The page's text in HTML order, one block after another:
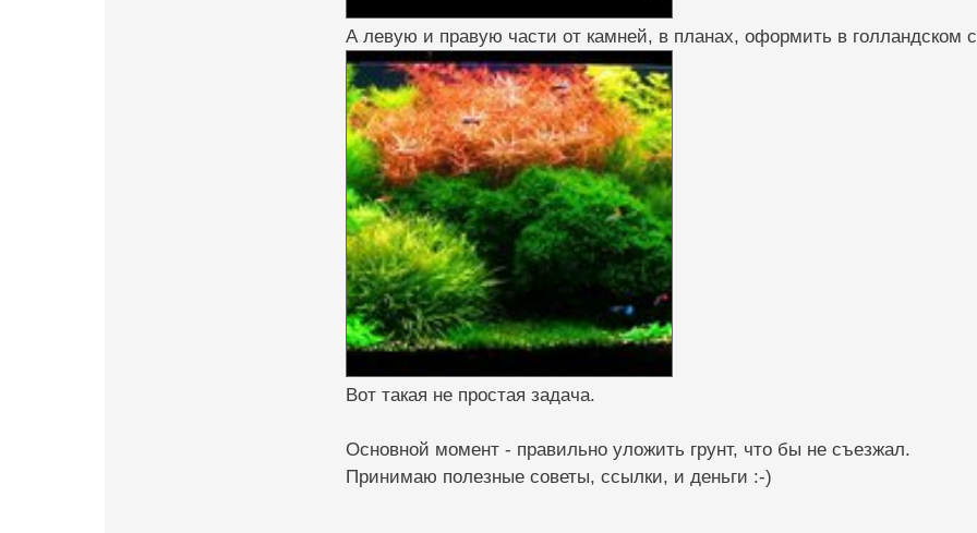
А левую и правую части от камней, в планах, оформить в голландском
Вот такая не простая задача.
Основной момент - правильно уложить грунт, что бы не съезжал.
Принимаю полезные советы, ссылки, и деньги :-)